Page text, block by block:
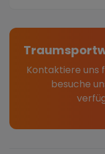
Kontaktiere uns
besuche